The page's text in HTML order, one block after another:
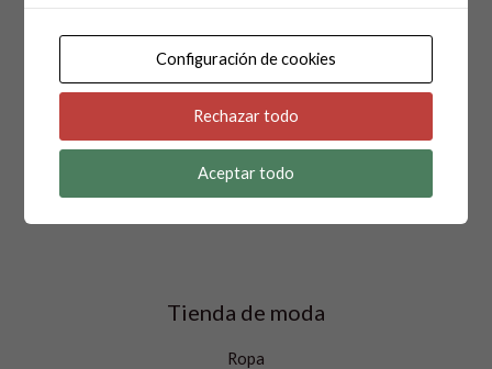
Isabel Pocino Moda
Tienda de moda
Ropa
Configuración de cookies
Rechazar todo
Aceptar todo